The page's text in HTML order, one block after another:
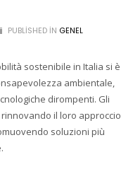
PUBLISHED IN GENEL
sostenibile in Italia si è
ambientale,
dirompenti. Gli
il loro approccio
soluzioni più